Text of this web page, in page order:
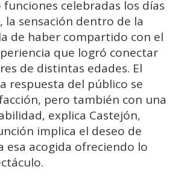
funciones celebradas los días
, la sensación dentro de la
la de haber compartido con el
que logró conectar
de distintas edades. El
respuesta del público se
pero también con una
explica Castejón,
implica el deseo de
esa acogida ofreciendo lo